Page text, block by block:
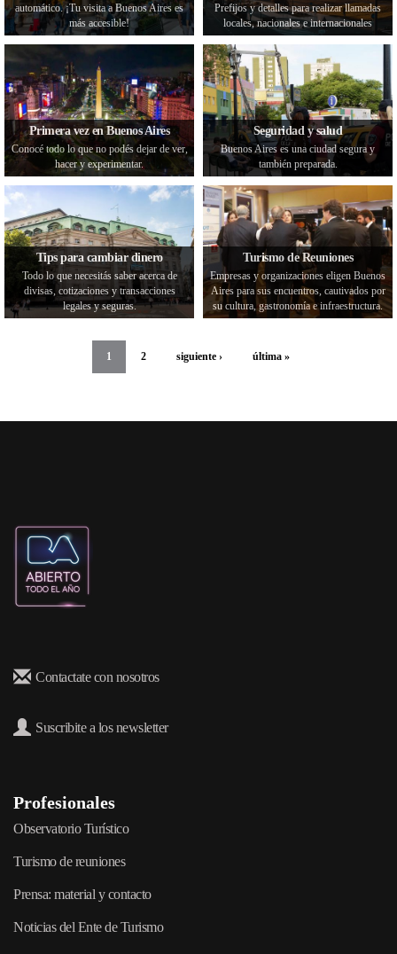
automático. ¡Tu visita a Buenos Aires es
más accesible!
Prefijos y detalles para realizar llamadas
locales, nacionales e internacionales
Primera vez en Buenos Aires
Conocé todo lo que no podés dejar de ver,
hacer y experimentar.
Seguridad y salud
Buenos Aires es una ciudad segura y
también preparada.
Tips para cambiar dinero
Todo lo que necesitás saber acerca de
divisas, cotizaciones y transacciones
legales y seguras.
Turismo de Reuniones
Empresas y organizaciones eligen Buenos
Aires para sus encuentros, cautivados por
su cultura, gastronomía e infraestructura.
1 2 siguiente › última »
Contactate con nosotros
Suscribite a los newsletter
Profesionales
Observatorio Turístico
Turismo de reuniones
Prensa: material y contacto
Noticias del Ente de Turismo